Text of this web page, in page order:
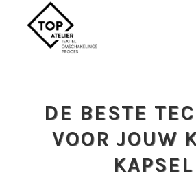
DE BESTE
VOOR JOUW
KAPSEL